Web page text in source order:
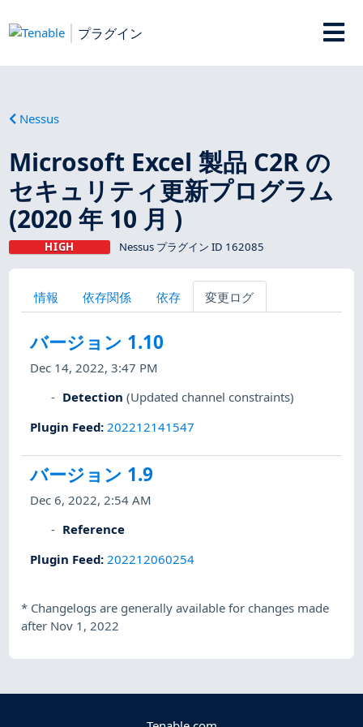
プラグイン
Nessus
Microsoft Excel 製品 C2R の
セキュリティ更新プログラム
(2020 年 10 月 )
HIGH Nessus プラグイン ID 162085
情報 依存関係 依存 変更ログ
バージョン 1.10
Dec 14, 2022, 3:47 PM
Detection (Updated channel constraints)
Plugin Feed: 202212141547
バージョン 1.9
Dec 6, 2022, 2:54 AM
Reference
Plugin Feed: 202212060254
* Changelogs are generally available for changes made
after Nov 1, 2022